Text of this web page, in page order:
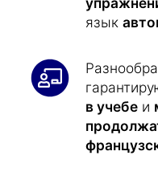
язык
в учебе и